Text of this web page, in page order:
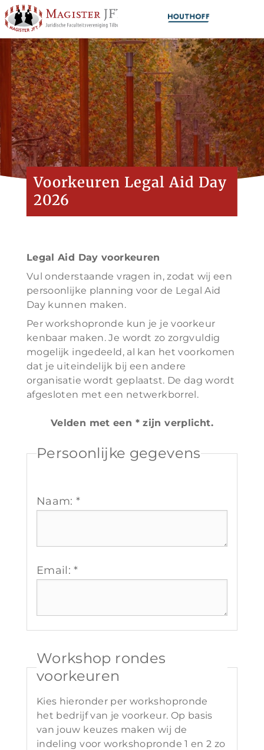
Voorkeuren Legal Aid Day
2026
Legal Aid Day voorkeuren
Vul onderstaande vragen in, zodat wij een
persoonlijke planning voor de Legal Aid
Day kunnen maken.
Per workshopronde kun je je voorkeur
kenbaar maken. Je wordt zo zorgvuldig
mogelijk ingedeeld, al kan het voorkomen
dat je uiteindelijk bij een andere
organisatie wordt geplaatst. De dag wordt
afgesloten met een netwerkborrel.
Velden met een * zijn verplicht.
Persoonlijke gegevens
Naam: *
Email: *
Workshop rondes
voorkeuren
Kies hieronder per workshopronde
het bedrijf van je voorkeur. Op basis
van jouw keuzes maken wij de
indeling voor workshopronde 1 en 2 zo